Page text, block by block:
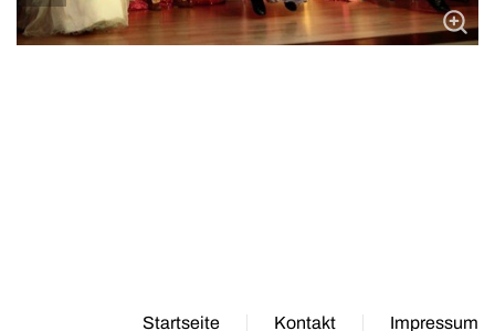
Startseite Kontakt Impressum